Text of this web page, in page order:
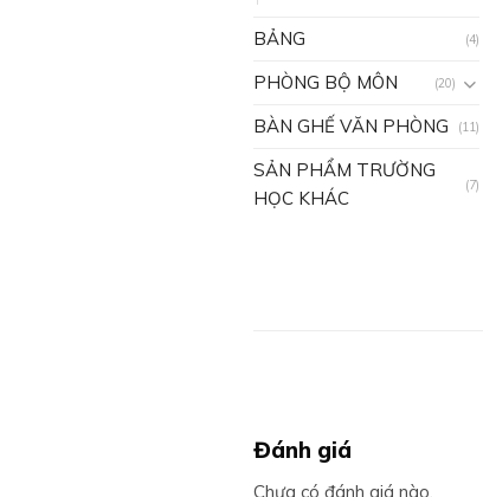
BẢNG (4)
PHÒNG BỘ MÔN (20)
BÀN GHẾ VĂN PHÒNG (11)
SẢN PHẨM TRƯỜNG
HỌC KHÁC
(7)
Đánh giá
Chưa có đánh giá nào.